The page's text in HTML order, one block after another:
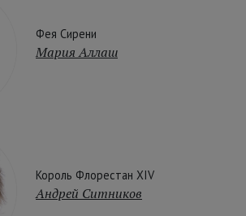
Фея Сирени
Мария Аллаш
Король Флорестан XIV
Андрей Ситников